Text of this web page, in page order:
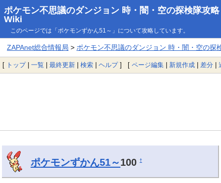
ポケモン不思議のダンジョン 時・闇・空の探検隊攻略
Wiki
このページでは「ポケモンずかん51～」について攻略しています。
ZAPAnet総合情報局 > ポケモン不思議のダンジョン 時・闇・空の探
[ トップ| 一覧 | 最終更新 | 検索 | ヘルプ] [ ページ編集 | 新規作成 | 差分 |
ポケモンずかん51～100†